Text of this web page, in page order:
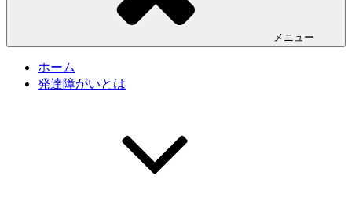
メニュー
ホーム
発達障がいとは